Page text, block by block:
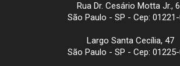
Rua Dr. Cesário Motta Jr.,
São Paulo - SP - Cep:
Largo Santa Cecília, 47
São Paulo - SP - Cep: